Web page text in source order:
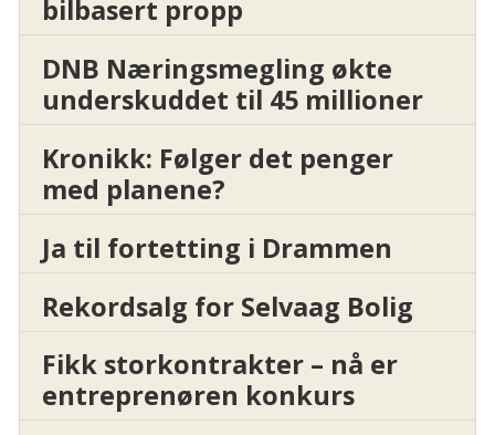
bilbasert propp
DNB Næringsmegling økte
underskuddet til 45 millioner
Kronikk: Følger det penger
med planene?
Ja til fortetting i Drammen
Rekordsalg for Selvaag Bolig
Fikk storkontrakter – nå er
entreprenøren konkurs